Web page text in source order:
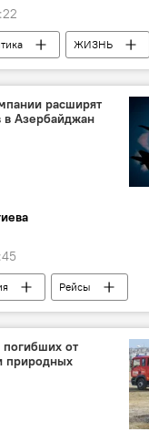
ЖИЗНЬ
расширят
в Азербайджан
Рейсы
авиакомпании
от
природных